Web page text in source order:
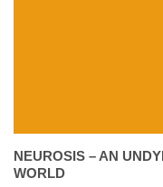
NEUROSIS – AN
WORLD